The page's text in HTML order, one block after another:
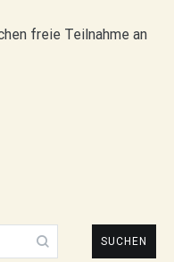
freie Teilnahme an